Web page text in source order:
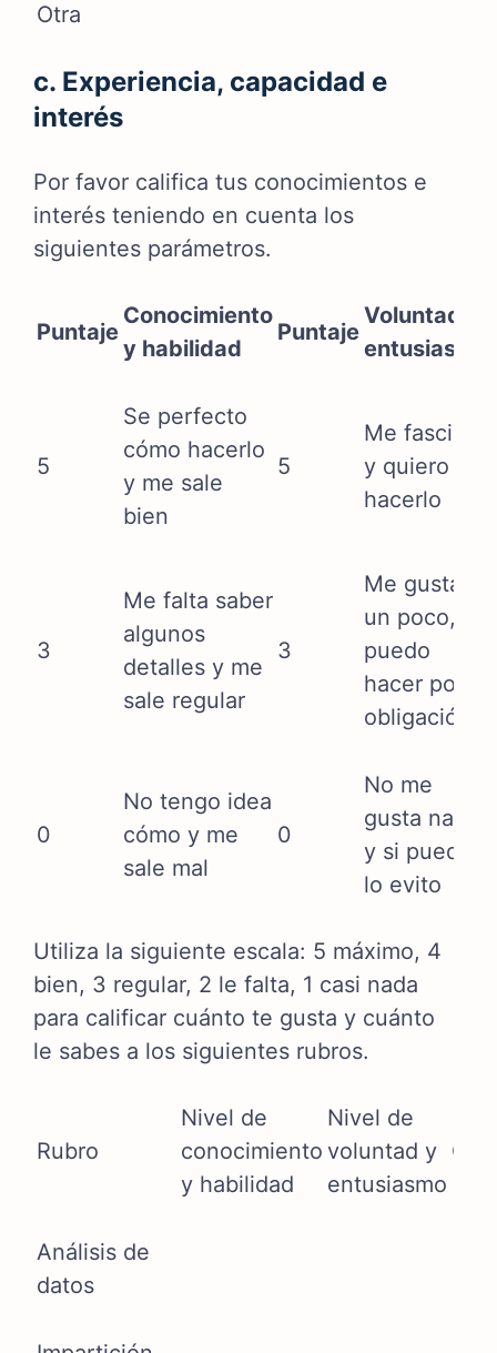
Otra
c. Experiencia, capacidad e
interés
Por favor califica tus conocimientos e
interés teniendo en cuenta los
siguientes parámetros.
Puntaje
Conocimiento
y habilidad
Puntaje
Voluntad y
entusiasmo
5
Se perfecto
cómo hacerlo
y me sale
bien
5
Me fascina
y quiero
hacerlo
3
Me falta saber
algunos
detalles y me
sale regular
3
Me gusta
un poco, lo
puedo
hacer por
obligación
0
No tengo idea
cómo y me
sale mal
0
No me
gusta nada
y si puedo
lo evito
Utiliza la siguiente escala: 5 máximo, 4
bien, 3 regular, 2 le falta, 1 casi nada
para calificar cuánto te gusta y cuánto
le sabes a los siguientes rubros.
Rubro
Nivel de
conocimiento
y habilidad
Nivel de
voluntad y
entusiasmo
Análisis de
datos